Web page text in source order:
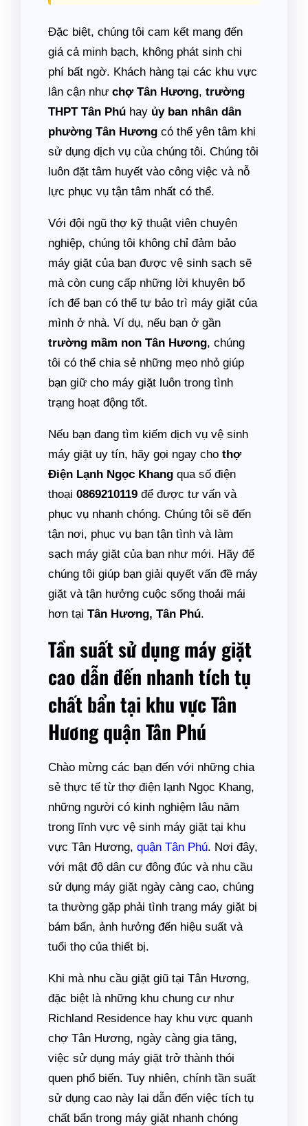
Đặc biệt, chúng tôi cam kết mang đến
giá cả minh bạch, không phát sinh chi
phí bất ngờ. Khách hàng tại các khu vực
lân cận như chợ Tân Hương, trường
THPT Tân Phú hay ủy ban nhân dân
phường Tân Hương có thể yên tâm khi
sử dụng dịch vụ của chúng tôi. Chúng tôi
luôn đặt tâm huyết vào công việc và nỗ
lực phục vụ tận tâm nhất có thể.
Với đội ngũ thợ kỹ thuật viên chuyên
nghiệp, chúng tôi không chỉ đảm bảo
máy giặt của bạn được vệ sinh sạch sẽ
mà còn cung cấp những lời khuyên bổ
ích để bạn có thể tự bảo trì máy giặt của
mình ở nhà. Ví dụ, nếu bạn ở gần
trường mầm non Tân Hương, chúng
tôi có thể chia sẻ những mẹo nhỏ giúp
bạn giữ cho máy giặt luôn trong tình
trạng hoạt động tốt.
Nếu bạn đang tìm kiếm dịch vụ vệ sinh
máy giặt uy tín, hãy gọi ngay cho thợ
Điện Lạnh Ngọc Khang qua số điện
thoại 0869210119 để được tư vấn và
phục vụ nhanh chóng. Chúng tôi sẽ đến
tận nơi, phục vụ bạn tận tình và làm
sạch máy giặt của bạn như mới. Hãy để
chúng tôi giúp bạn giải quyết vấn đề máy
giặt và tận hưởng cuộc sống thoải mái
hơn tại Tân Hương, Tân Phú.
Tần suất sử dụng máy giặt
cao dẫn đến nhanh tích tụ
chất bẩn tại khu vực Tân
Hương quận Tân Phú
Chào mừng các bạn đến với những chia
sẻ thực tế từ thợ điện lạnh Ngọc Khang,
những người có kinh nghiệm lâu năm
trong lĩnh vực vệ sinh máy giặt tại khu
vực Tân Hương, quận Tân Phú. Nơi đây,
với mật độ dân cư đông đúc và nhu cầu
sử dụng máy giặt ngày càng cao, chúng
ta thường gặp phải tình trạng máy giặt bị
bám bẩn, ảnh hưởng đến hiệu suất và
tuổi thọ của thiết bị.
Khi mà nhu cầu giặt giũ tại Tân Hương,
đặc biệt là những khu chung cư như
Richland Residence hay khu vực quanh
chợ Tân Hương, ngày càng gia tăng,
việc sử dụng máy giặt trở thành thói
quen phổ biến. Tuy nhiên, chính tần suất
sử dụng cao này lại dẫn đến việc tích tụ
chất bẩn trong máy giặt nhanh chóng